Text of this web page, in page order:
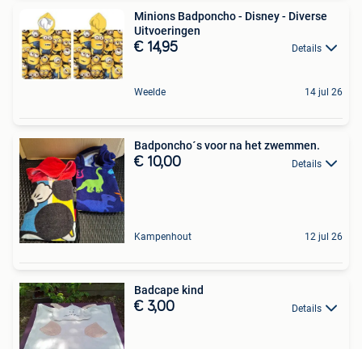
Minions Badponcho - Disney - Diverse
Uitvoeringen
€ 14,95 Details
Weelde 14 jul 26
Badponcho´s voor na het zwemmen.
€ 10,00 Details
Kampenhout 12 jul 26
Badcape kind
€ 3,00 Details